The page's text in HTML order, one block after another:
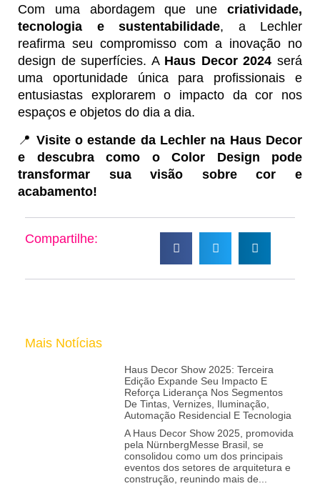
Com uma abordagem que une criatividade,
tecnologia e sustentabilidade, a Lechler
reafirma seu compromisso com a inovação no
design de superfícies. A Haus Decor 2024 será
uma oportunidade única para profissionais e
entusiastas explorarem o impacto da cor nos
espaços e objetos do dia a dia.
📍 Visite o estande da Lechler na Haus Decor
e descubra como o Color Design pode
transformar sua visão sobre cor e
acabamento!
Compartilhe:
Mais Notícias
Haus Decor Show 2025: Terceira
Edição Expande Seu Impacto E
Reforça Liderança Nos Segmentos
De Tintas, Vernizes, Iluminação,
Automação Residencial E Tecnologia
A Haus Decor Show 2025, promovida
pela NürnbergMesse Brasil, se
consolidou como um dos principais
eventos dos setores de arquitetura e
construção, reunindo mais de